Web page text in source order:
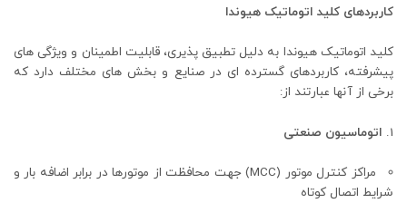
کاربردهای کلید اتوماتیک هیوندا
کلید اتوماتیک هیوندا به دلیل تطبیق پذیری، قابلیت اطمینان و ویژگی های
پیشرفته، کاربردهای گسترده ای در صنایع و بخش های مختلف دارد که
برخی از آنها عبارتند از:
اتوماسیون صنعتی
مراکز کنترل موتور (MCC) جهت محافظت از موتورها در برابر اضافه بار و
شرایط اتصال کوتاه